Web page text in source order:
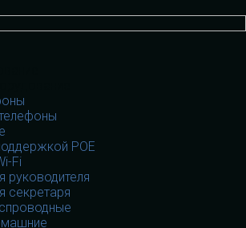
POE
Fi
руководителя
секретаря